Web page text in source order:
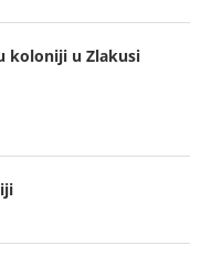
koloniji u Zlakusi